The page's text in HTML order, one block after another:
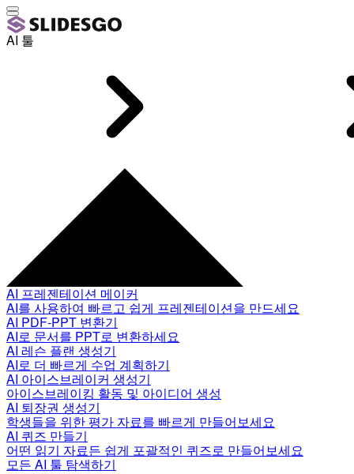
AI 툴
AI 프레젠테이션 메이커
AI를 사용하여 빠르고 쉽게 프레젠테이션을 만드세요
AI PDF-PPT 변환기
AI로 문서를 PPT로 변환하세요
AI 레슨 플랜 생성기
AI로 더 빠르게 수업 계획하기
AI 아이스브레이커 생성기
아이스브레이킹 활동 및 아이디어 생성
AI 퇴장권 생성기
학생들을 위한 평가 자료를 빠르게 만들어보세요
AI 퀴즈 만들기
어떤 읽기 자료든 쉽게 포괄적인 퀴즈로 만들어보세요
모든 AI 툴 탐색하기